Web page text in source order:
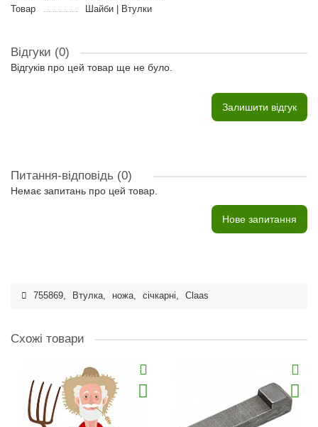
Товар
Шайби | Втулки
Відгуки (0)
Відгуків про цей товар ще не було.
Залишити відгук
Питання-відповідь (0)
Немає запитань про цей товар.
Нове запитання
755869, Втулка, ножа, січкарні, Claas
Схожі товари